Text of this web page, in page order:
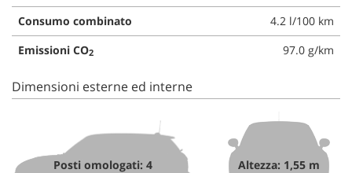
Consumo combinato
4.2 l/100 km
Emissioni CO2 97.0 g/km
Dimensioni esterne ed interne
Posti omologati: 4 Altezza: 1,55 m